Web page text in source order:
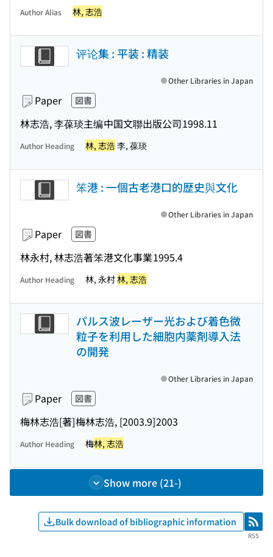
Author Alias 林, 志浩
评论集 : 平装 : 精装
Paper 図書
林志浩, 李葆琰主编中国文聯出版公司1998.11
Other Libraries in Japan
Author Heading 林, 志浩李, 葆琰
笨港 : 一個古老港口的歴史與文化
Paper 図書
林永村, 林志浩著笨港文化事業1995.4
Other Libraries in Japan
Author Heading 林, 永村林, 志浩
パルス波レーザー光および着色微
粒子を利用した細胞内薬剤導入法
の開発
Paper 図書
梅林志浩[著]梅林志浩, [2003.9]2003
Other Libraries in Japan
Author Heading 梅林, 志浩
Show more (21-)
Bulk download of bibliographic information RSS
RSS